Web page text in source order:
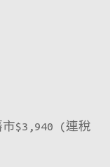
$3,940 (連稅